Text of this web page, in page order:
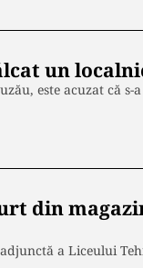
un
este acuzat că
din
a Liceului